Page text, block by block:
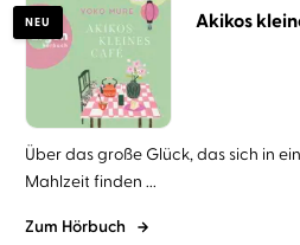
NEU Akikos
Über das große Glück, das sich in
Mahlzeit finden ...
Zum Hörbuch